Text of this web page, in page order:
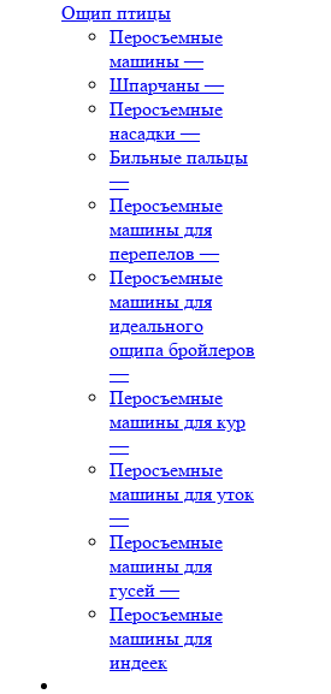
Ощип птицы
Перосъемные
машины —
Шпарчаны —
Перосъемные
насадки —
Бильные пальцы
—
Перосъемные
машины для
перепелов —
Перосъемные
машины для
идеального
ощипа бройлеров
—
Перосъемные
машины для кур
—
Перосъемные
машины для уток
—
Перосъемные
машины для
гусей —
Перосъемные
машины для
индеек